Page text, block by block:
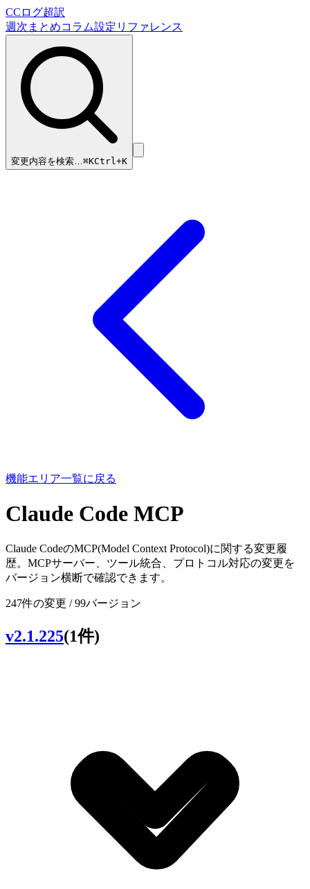
CCログ超訳
週次まとめコラム設定リファレンス
変更内容を検索…⌘KCtrl+K
機能エリア一覧に戻る
Claude Code MCP
Claude CodeのMCP(Model Context Protocol)に関する変更履
歴。MCPサーバー、ツール統合、プロトコル対応の変更を
バージョン横断で確認できます。
247件の変更 / 99バージョン
v2.1.225(1件)